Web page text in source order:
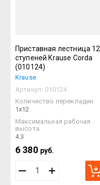
Приставная лестница 12
ступеней Krause Corda
(010124)
Krause
Артикул: 010124
Количество перекладин
1х12
Максимальная рабочая
высота
4.3
6 380 руб.